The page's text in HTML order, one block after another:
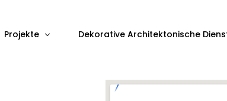
Projekte Dekorative Architektonische